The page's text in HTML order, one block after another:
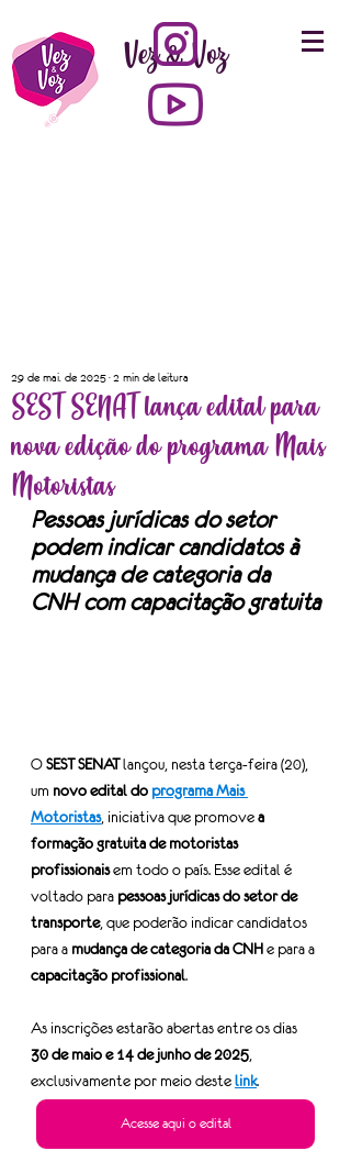
Vez & Voz
SEST SENAT lança edital para
nova edição do programa Mais
Motoristas
29 de mai. de 2025 2 min de leitura
Pessoas jurídicas do setor
podem indicar candidatos à
mudança de categoria da
CNH com capacitação gratuita
O SEST SENAT lançou, nesta terça-feira (20),
um novo edital do programa Mais
Motoristas, iniciativa que promove a
formação gratuita de motoristas
profissionais em todo o país. Esse edital é
voltado para pessoas jurídicas do setor de
transporte, que poderão indicar candidatos
para a mudança de categoria da CNH e para a
capacitação profissional.
As inscrições estarão abertas entre os dias
30 de maio e 14 de junho de 2025
exclusivamente por meio deste link.
Acesse aqui o edital